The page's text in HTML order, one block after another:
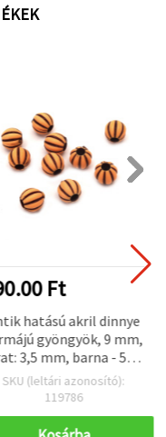
Ft
hatású akril dinnye
gyöngyök, 9 mm,
3,5 mm, barna - 50 g
(~110 db)
SKU (leltári azonosító):
119786